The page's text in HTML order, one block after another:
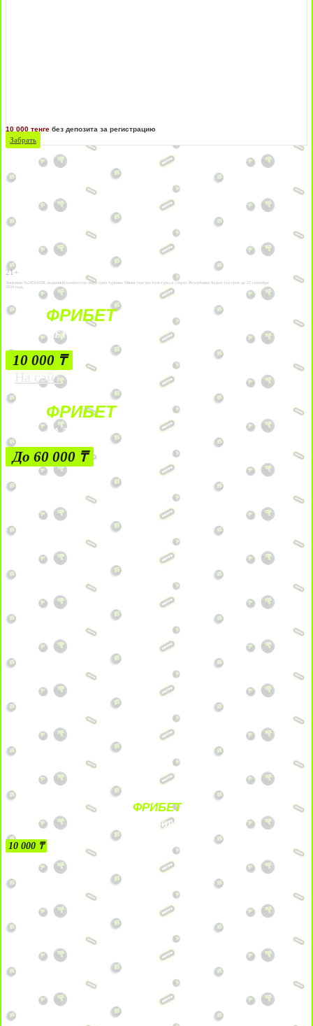
10 000 тенге без депозита за регистрацию
Забрать
21+
Лицензии №24514359, выданной комитетом индустрии туризма Министерства культуры и спорта Республики Казахстан срок до 27 сентября
2034 года.
ФРИБЕТ
БЕЗ УСЛОВИЙ
10 000 ₸
На сайт
ФРИБЕТ
ЗА ДЕПОЗИТЫ
До 60 000 ₸
ФРИБЕТ
БЕЗ УСЛОВИЙ
10 000 ₸